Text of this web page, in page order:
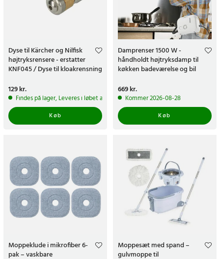
Dyse til Kärcher og Nilfisk
højtryksrensere - erstatter
KNF045 / Dyse til kloakrensning
Pris:129 kr.
129 kr.
Findes på lager, Leveres i løbet af 1-2 hverdage
Køb
Damprenser 1500 W -
håndholdt højtryksdamp til
køkken badeværelse og bil
Pris:669 kr.
669 kr.
Kommer 2026-08-28
Køb
Moppeklude i mikrofiber 6-
pak – vaskbare
Moppesæt med spand –
gulvmoppe til